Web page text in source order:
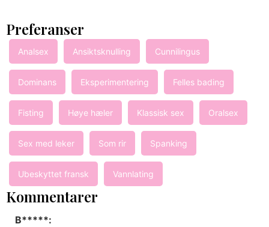
Preferanser
Analsex Ansiktsknulling Cunnilingus
Dominans Eksperimentering Felles bading
Fisting Høye hæler Klassisk sex Oralsex
Sex med leker Som rir Spanking
Ubeskyttet fransk Vannlating
Kommentarer
B*****: